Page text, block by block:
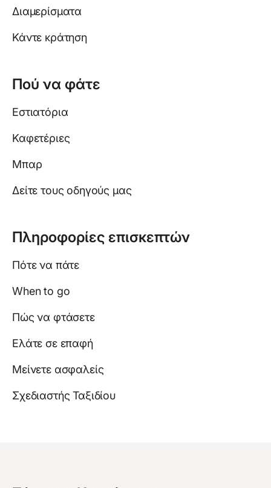
Διαμερίσματα
Κάντε κράτηση
Πού να φάτε
Εστιατόρια
Καφετέριες
Μπαρ
Δείτε τους οδηγούς μας
Πληροφορίες επισκεπτών
Πότε να πάτε
When to go
Πώς να φτάσετε
Ελάτε σε επαφή
Μείνετε ασφαλείς
Σχεδιαστής Ταξιδίου